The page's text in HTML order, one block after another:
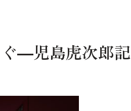
―児島虎次郎記